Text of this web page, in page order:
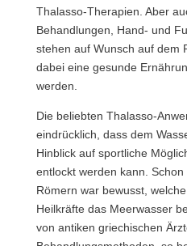
Thalasso-Therapien. Aber
Behandlungen, Hand- und
stehen auf Wunsch auf dem
dabei eine gesunde
werden.
Die beliebten Thalasso-
eindrücklich, dass dem
Hinblick auf sportliche
entlockt werden kann.
Römern war bewusst,
Heilkräfte das Meerwasser
von antiken griechischen